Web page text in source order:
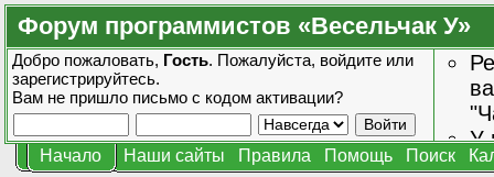
Форум программистов «Весельчак У»
Добро пожаловать, Гость. Пожалуйста, войдите или
зарегистрируйтесь.
Вам не пришло письмо с кодом активации?
У
Начало Наши сайты Правила Помощь Поиск